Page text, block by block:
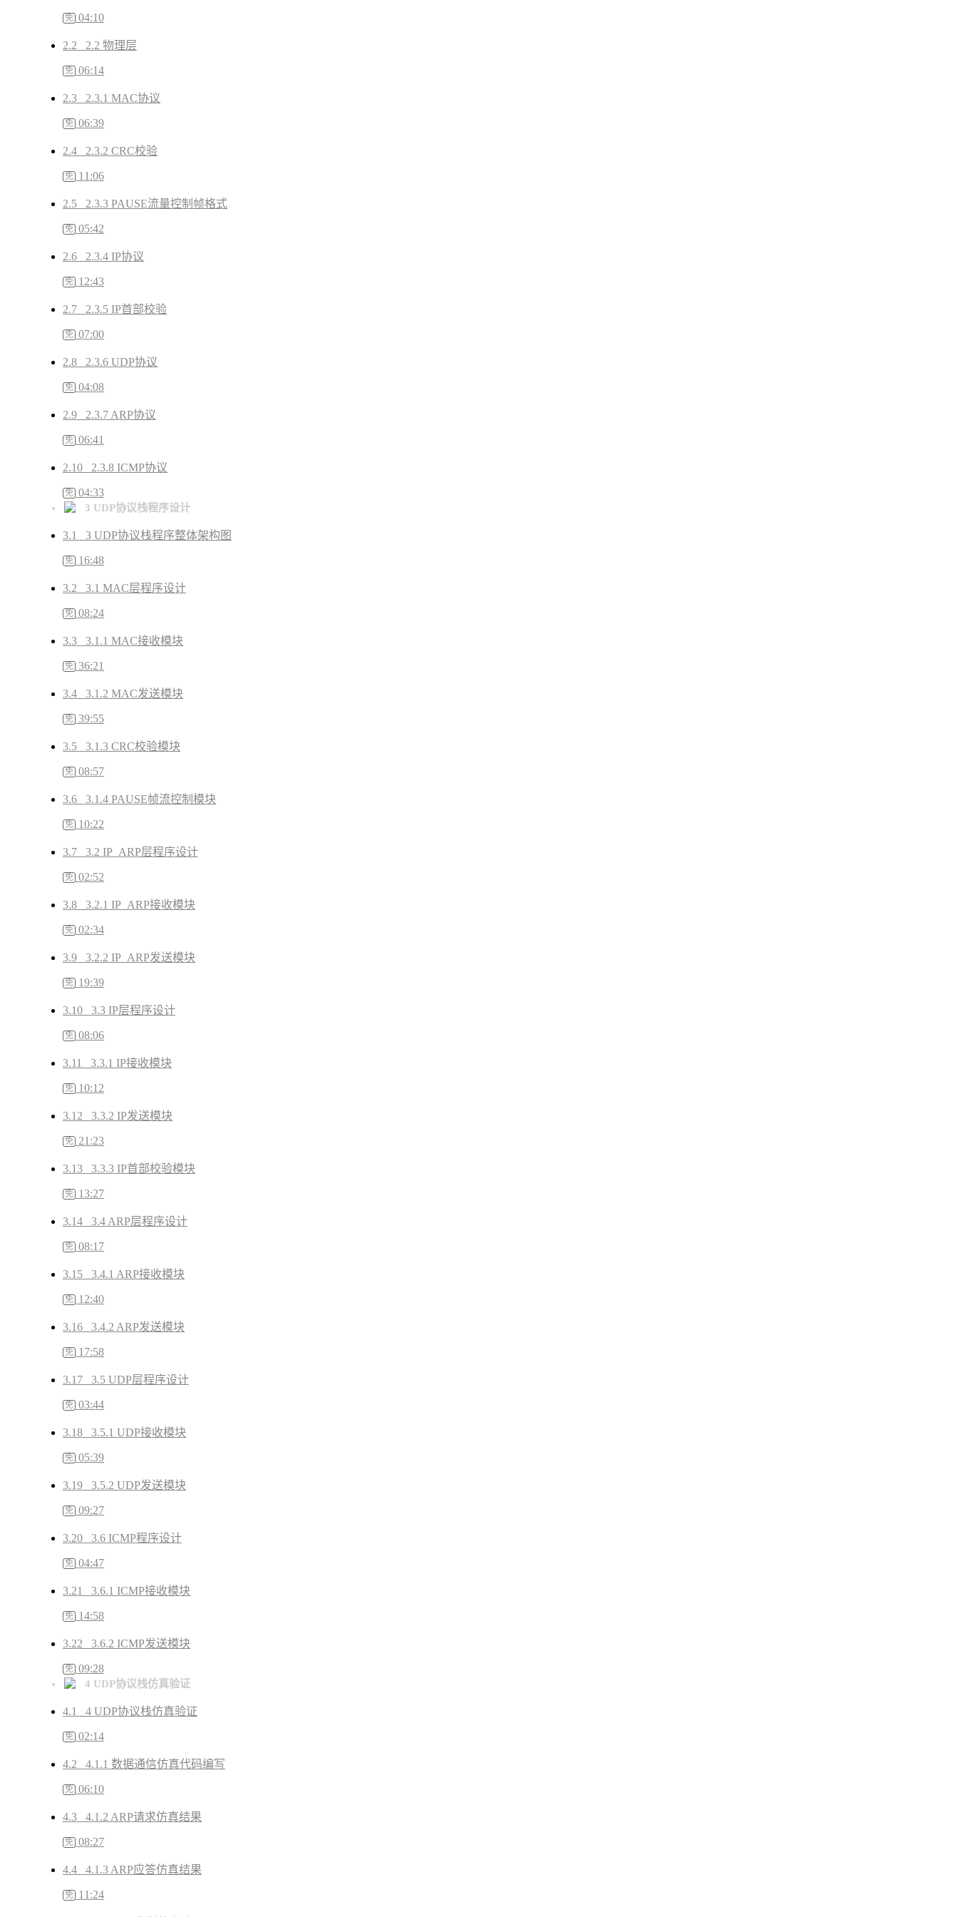
免 04:10
2.2 2.2 物理层
免 06:14
2.3 2.3.1 MAC协议
免 06:39
2.4 2.3.2 CRC校验
免 11:06
2.5 2.3.3 PAUSE流量控制帧格式
免 05:42
2.6 2.3.4 IP协议
免 12:43
2.7 2.3.5 IP首部校验
免 07:00
2.8 2.3.6 UDP协议
免 04:08
2.9 2.3.7 ARP协议
免 06:41
2.10 2.3.8 ICMP协议
免 04:33
3 UDP协议栈程序设计
3.1 3 UDP协议栈程序整体架构图
免 16:48
3.2 3.1 MAC层程序设计
免 08:24
3.3 3.1.1 MAC接收模块
免 36:21
3.4 3.1.2 MAC发送模块
免 39:55
3.5 3.1.3 CRC校验模块
免 08:57
3.6 3.1.4 PAUSE帧流控制模块
免 10:22
3.7 3.2 IP_ARP层程序设计
免 02:52
3.8 3.2.1 IP_ARP接收模块
免 02:34
3.9 3.2.2 IP_ARP发送模块
免 19:39
3.10 3.3 IP层程序设计
免 08:06
3.11 3.3.1 IP接收模块
免 10:12
3.12 3.3.2 IP发送模块
免 21:23
3.13 3.3.3 IP首部校验模块
免 13:27
3.14 3.4 ARP层程序设计
免 08:17
3.15 3.4.1 ARP接收模块
免 12:40
3.16 3.4.2 ARP发送模块
免 17:58
3.17 3.5 UDP层程序设计
免 03:44
3.18 3.5.1 UDP接收模块
免 05:39
3.19 3.5.2 UDP发送模块
免 09:27
3.20 3.6 ICMP程序设计
免 04:47
3.21 3.6.1 ICMP接收模块
免 14:58
3.22 3.6.2 ICMP发送模块
免 09:28
4 UDP协议栈仿真验证
4.1 4 UDP协议栈仿真验证
免 02:14
4.2 4.1.1 数据通信仿真代码编写
免 06:10
4.3 4.1.2 ARP请求仿真结果
免 08:27
4.4 4.1.3 ARP应答仿真结果
免 11:24